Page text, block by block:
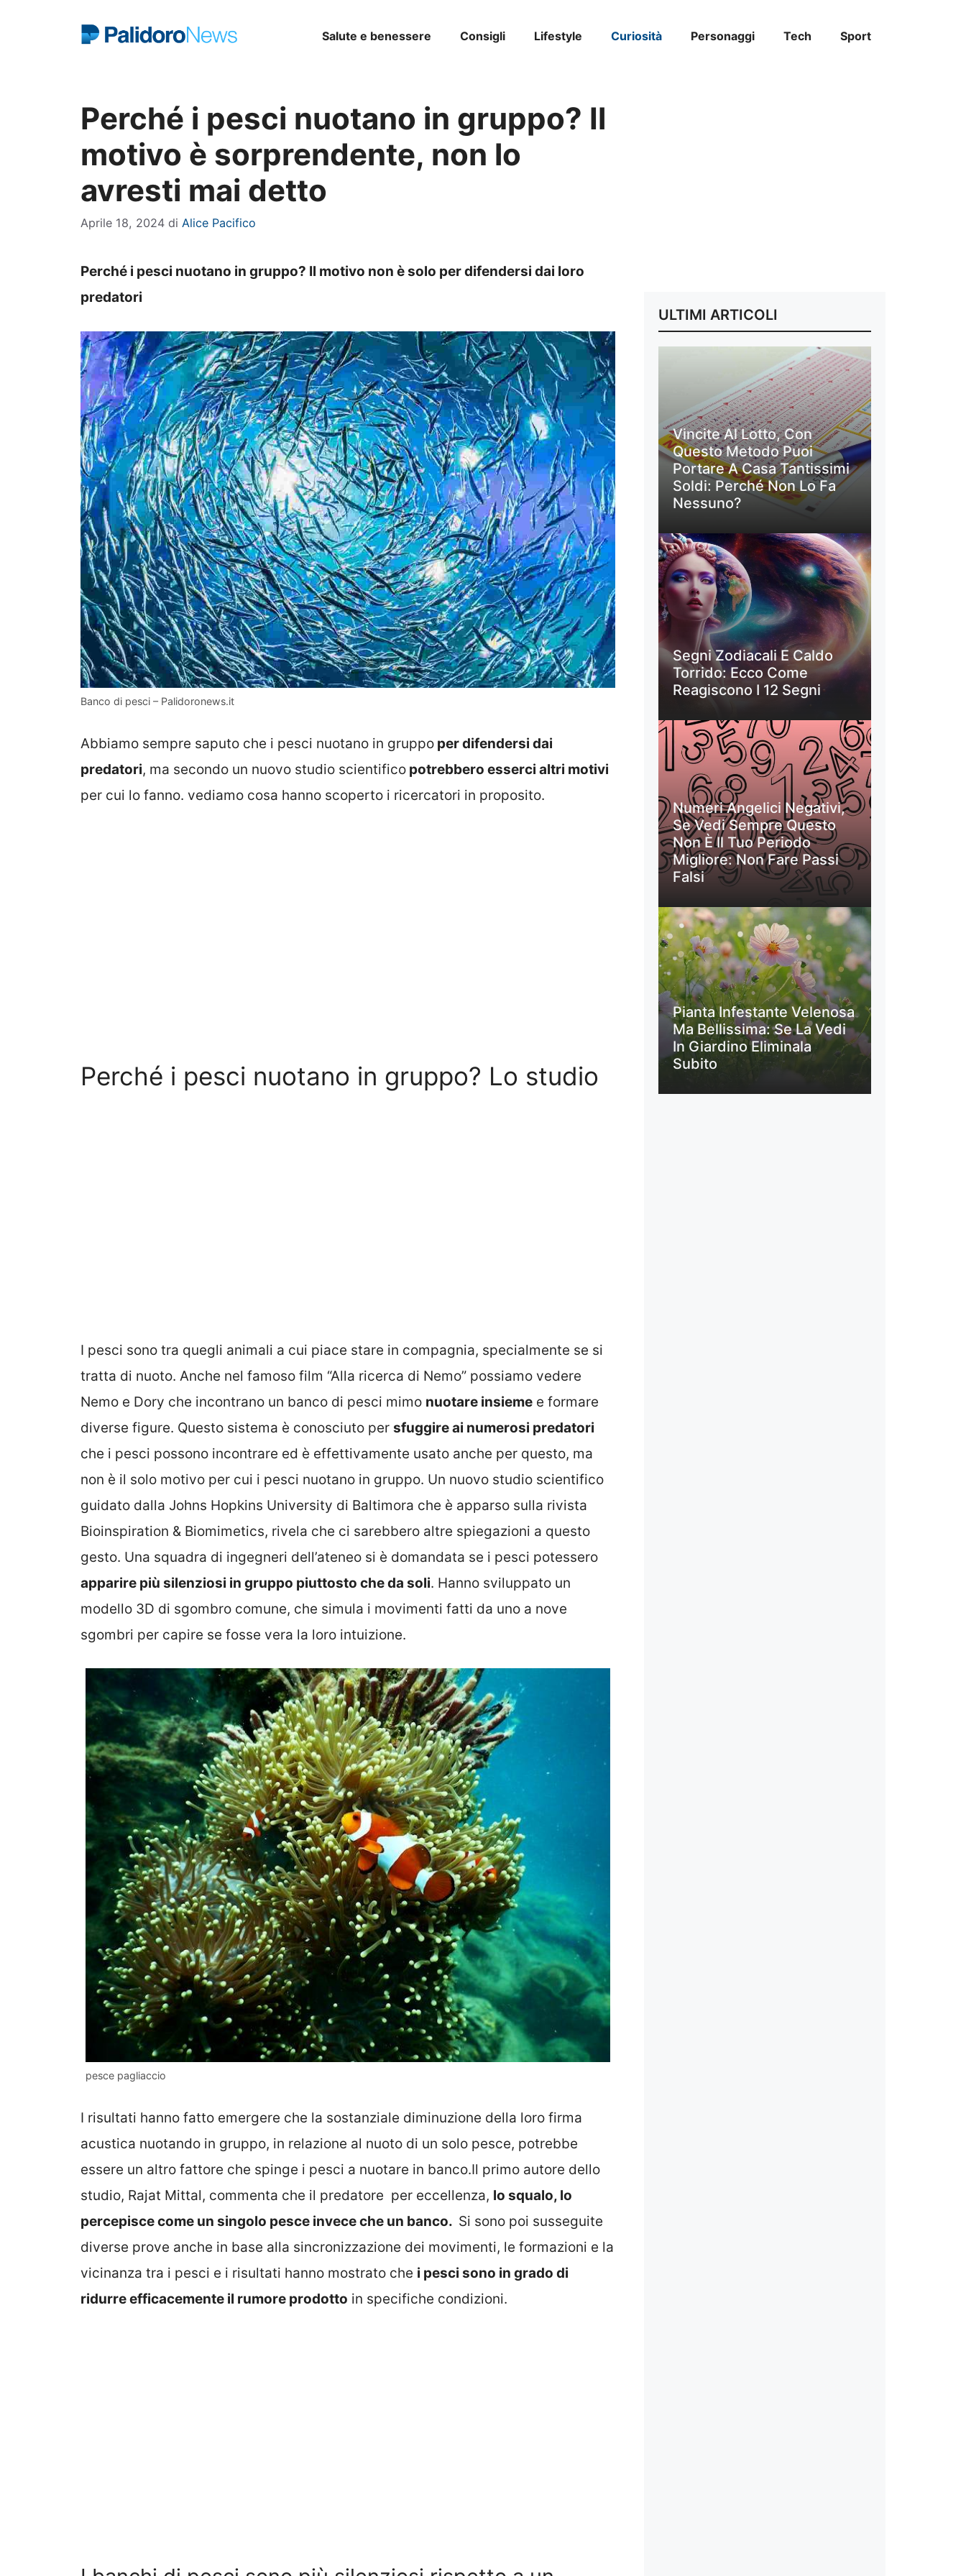
Salute e benessere Consigli Lifestyle Curiosità Personaggi Tech Sport
Perché i pesci nuotano in gruppo? Il
motivo è sorprendente, non lo
avresti mai detto
Aprile 18, 2024 di Alice Pacifico
Perché i pesci nuotano in gruppo? Il motivo non è solo per difendersi dai loro
predatori
Banco di pesci – Palidoronews.it
Abbiamo sempre saputo che i pesci nuotano in gruppo per difendersi dai
predatori, ma secondo un nuovo studio scientifico potrebbero esserci altri motivi
per cui lo fanno. vediamo cosa hanno scoperto i ricercatori in proposito.
Perché i pesci nuotano in gruppo? Lo studio
I pesci sono tra quegli animali a cui piace stare in compagnia, specialmente se si
tratta di nuoto. Anche nel famoso film “Alla ricerca di Nemo” possiamo vedere
Nemo e Dory che incontrano un banco di pesci mimo nuotare insieme e formare
diverse figure. Questo sistema è conosciuto per sfuggire ai numerosi predatori
che i pesci possono incontrare ed è effettivamente usato anche per questo, ma
non è il solo motivo per cui i pesci nuotano in gruppo. Un nuovo studio scientifico
guidato dalla Johns Hopkins University di Baltimora che è apparso sulla rivista
Bioinspiration & Biomimetics, rivela che ci sarebbero altre spiegazioni a questo
gesto. Una squadra di ingegneri dell’ateneo si è domandata se i pesci potessero
apparire più silenziosi in gruppo piuttosto che da soli. Hanno sviluppato un
modello 3D di sgombro comune, che simula i movimenti fatti da uno a nove
sgombri per capire se fosse vera la loro intuizione.
pesce pagliaccio
I risultati hanno fatto emergere che la sostanziale diminuzione della loro firma
acustica nuotando in gruppo, in relazione al nuoto di un solo pesce, potrebbe
essere un altro fattore che spinge i pesci a nuotare in banco.Il primo autore dello
studio, Rajat Mittal, commenta che il predatore per eccellenza, lo squalo, lo
percepisce come un singolo pesce invece che un banco. Si sono poi susseguite
diverse prove anche in base alla sincronizzazione dei movimenti, le formazioni e la
vicinanza tra i pesci e i risultati hanno mostrato che i pesci sono in grado di
ridurre efficacemente il rumore prodotto in specifiche condizioni.
ULTIMI ARTICOLI
Vincite Al Lotto, Con
Questo Metodo Puoi
Portare A Casa Tantissimi
Soldi: Perché Non Lo Fa
Nessuno?
Segni Zodiacali E Caldo
Torrido: Ecco Come
Reagiscono I 12 Segni
Numeri Angelici Negativi,
Se Vedi Sempre Questo
Non È Il Tuo Periodo
Migliore: Non Fare Passi
Falsi
Pianta Infestante Velenosa
Ma Bellissima: Se La Vedi
In Giardino Eliminala
Subito